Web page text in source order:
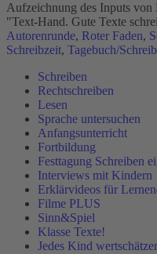
Aufzeichnung des Inputs
"Text-Hand. Gute Texte
Autorenrunde, Roter Faden,
Schreibzeit, Tagebuch/
Schreiben
Rechtschreiben
Lesen
Sprache untersuchen
Anfangsunterricht
Fortbildung
Festtagung Schreiben
Interviews mit Kindern
Erklärvideos für
Filme PLUS
Sinn&Spiel
Klasse Texte!
Jedes Kind